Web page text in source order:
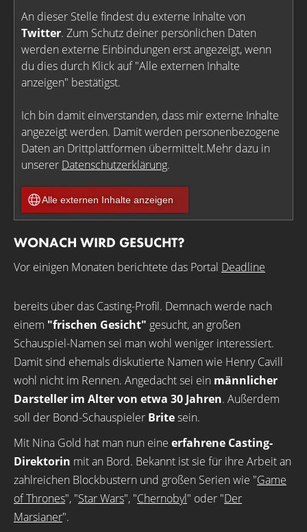
An dieser Stelle findest du externe Inhalte von
Twitter. Zum Schutz deiner persönlichen Daten
werden externe Einbindungen erst angezeigt, wenn
du dies durch Klick auf "Alle externen Inhalte
anzeigen" bestätigst.
Ich bin damit einverstanden, dass mir externe Inhalte
angezeigt werden. Damit werden personenbezogene
Daten an Drittplattformen übermittelt.Mehr dazu in
unserer Datenschutzerklärung.
Alle externen Inhalte anzeigen
WONACH WIRD GESUCHT?
Vor einigen Monaten berichtete das Portal Deadline
bereits über das Casting-Profil. Demnach werde nach
einem "frischen Gesicht" gesucht, an großen
Schauspiel-Namen sei man wohl weniger interessiert.
Damit sind ehemals diskutierte Namen wie Henry Cavill
wohl nicht im Rennen. Angedacht sei ein männlicher
Darsteller im Alter von etwa 30 Jahren. Außerdem
soll der Bond-Schauspieler Britesein.
Mit Nina Gold hat man nun eine erfahrene Casting-
Direktorin mit an Bord. Bekannt ist sie für ihre Arbeit an
zahlreichen Blockbustern und großen Serien wie "Game
of Thrones", "Star Wars", "Chernobyl" oder "Der
Marsianer".